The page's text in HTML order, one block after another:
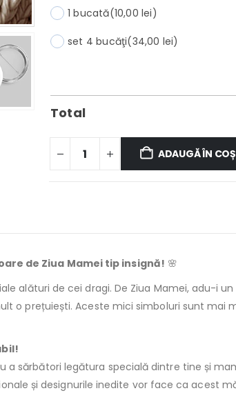
1 bucată(10,00 lei)
set 4 bucăţi(34,00 lei)
Total
ADAUGĂ ÎN COȘ
de Ziua Mamei tip insignă! 🌸
alături de cei dragi. De Ziua Mamei, adu-i
o prețuiești. Aceste mici simboluri sunt mai
a sărbători legătura specială dintre tine și
și designurile inedite vor face ca acest